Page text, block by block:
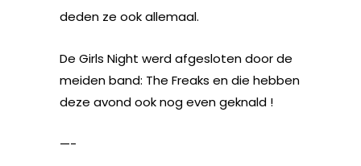
deden ze ook allemaal.
De Girls Night werd afgesloten door de
meiden band: The Freaks en die hebben
deze avond ook nog even geknald !
—-